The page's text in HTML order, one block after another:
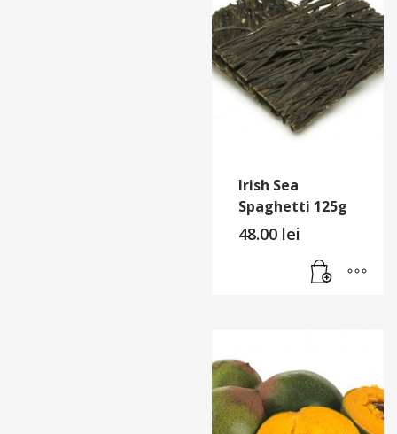
Irish Sea
Spaghetti 125g
48.00 lei